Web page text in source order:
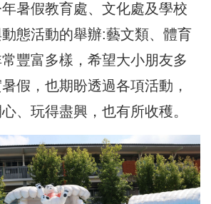
暑假教育處、文化處及學校
態活動的舉辦:藝文類、體育
豐富多樣，希望大小朋友多
假，也期盼透過各項活動，
、玩得盡興，也有所收穫。